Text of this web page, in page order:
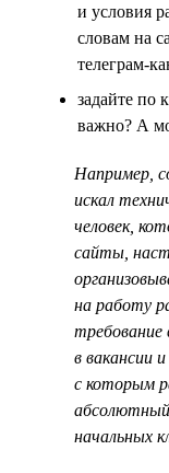
и условия
словам на
телеграм-
задайте по
важно? А
Например,
искал
человек,
сайты,
на работу
требование
в вакансии
с которым
абсолютный
начальных